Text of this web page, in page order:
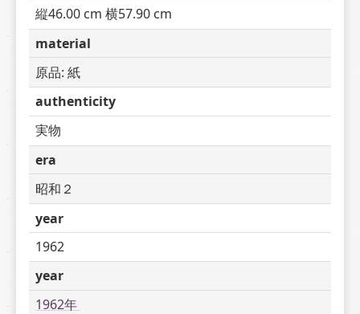
縦46.00 cm 横57.90 cm
material
原品: 紙
authenticity
実物
era
昭和２
year
1962
year
1962年